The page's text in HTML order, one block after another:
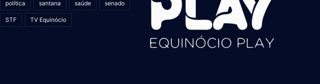
política santana saúde senado
STF TV Equinócio